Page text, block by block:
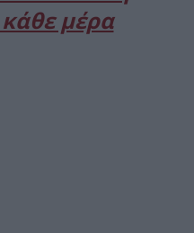
μέρα